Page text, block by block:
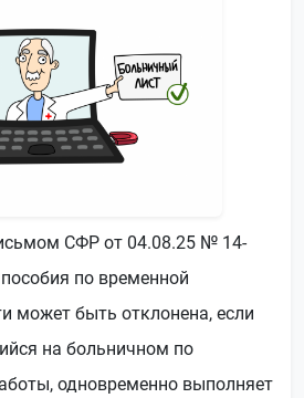
СФР от 04.08.25 № 14-
по временной
может быть отклонена, если
на больничном по
одновременно выполняет